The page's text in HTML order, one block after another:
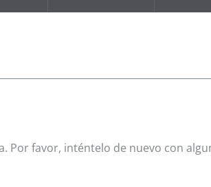
Por favor, inténtelo de nuevo con